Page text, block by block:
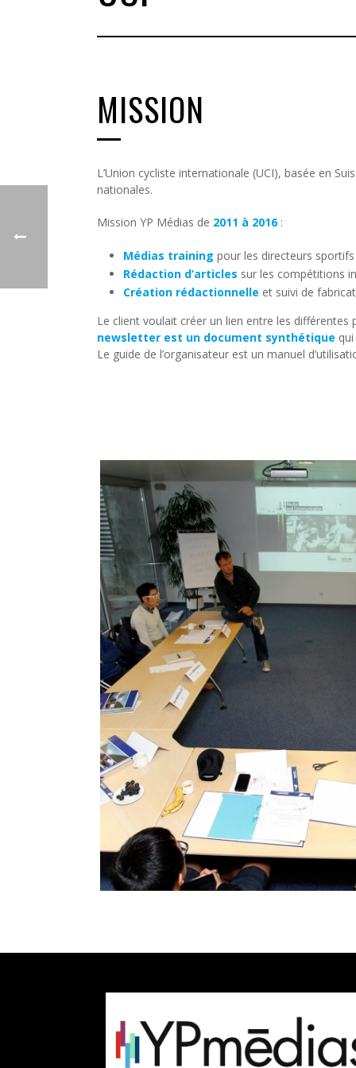
MISSION
L’Union cycliste internationale (UCI), basée en
nationales.
Mission YP Médias de 2011 à 2016:
Médias training pour les directeurs sportifs
Rédaction d’articles sur les compétitions
Création rédactionnelle et suivi de
Le client voulait créer un lien entre les différentes
newsletter est un document synthétique
Le guide de l’organisateur est un manuel